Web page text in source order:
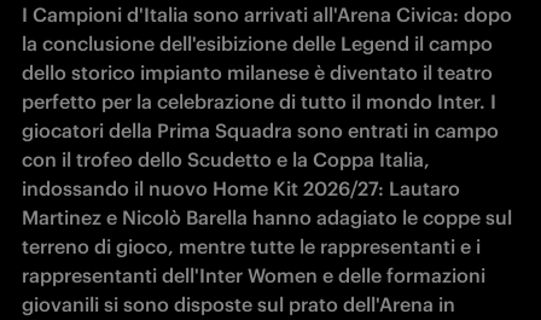
I Campioni d'Italia sono arrivati all'Arena Civica: dopo
la conclusione dell'esibizione delle Legend il campo
dello storico impianto milanese è diventato il teatro
perfetto per la celebrazione di tutto il mondo Inter. I
giocatori della Prima Squadra sono entrati in campo
con il trofeo dello Scudetto e la Coppa Italia,
indossando il nuovo Home Kit 2026/27: Lautaro
Martinez e Nicolò Barella hanno adagiato le coppe sul
terreno di gioco, mentre tutte le rappresentanti e i
rappresentanti dell'Inter Women e delle formazioni
giovanili si sono disposte sul prato dell'Arena in